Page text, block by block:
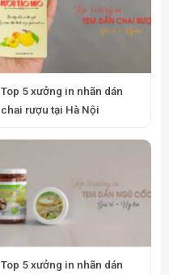
Top 5 xưởng in nhãn dán
chai rượu tại Hà Nội
Top 5 xưởng in nhãn dán